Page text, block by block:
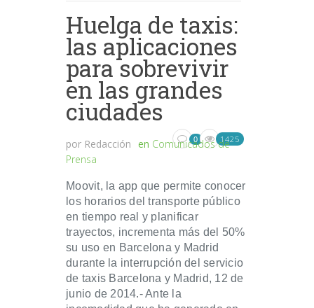
Huelga de taxis:
las aplicaciones
para sobrevivir
en las grandes
ciudades
por Redacción en Comunicados de
Prensa
0 1425
Moovit, la app que permite conocer
los horarios del transporte público
en tiempo real y planificar
trayectos, incrementa más del 50%
su uso en Barcelona y Madrid
durante la interrupción del servicio
de taxis Barcelona y Madrid, 12 de
junio de 2014.- Ante la